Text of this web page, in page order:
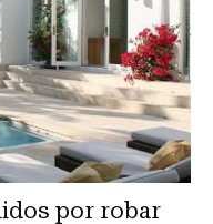
por robar